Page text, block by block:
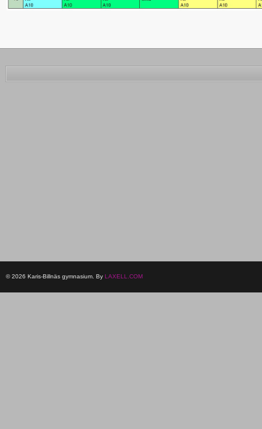
© 2026 Karis-Billnäs gymnasium. By LAXELL.COM